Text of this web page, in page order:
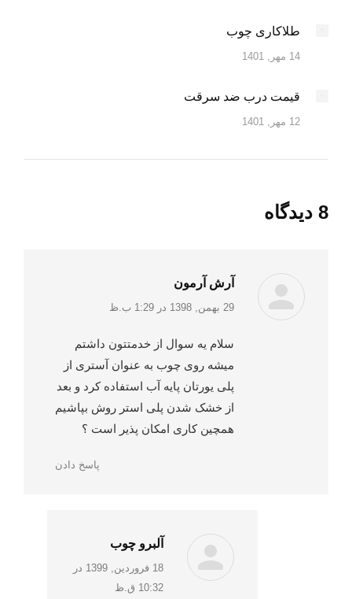
طلاکاری چوب
14 مهر, 1401
قیمت درب ضد سرقت
12 مهر, 1401
8 دیدگاه
آرش آرمون
:29 بهمن, 1398 در 1:29 ب.ظ
سلام یه سوال از خدمتتون داشتم
میشه روی چوب به عنوان آستری از
پلی یورتان پایه آب استفاده کرد و بعد
از خشک شدن پلی استر روش بپاشیم
همچین کاری امکان پذیر است ؟
پاسخ دادن
آلبرو چوب
:
18 فروردین, 1399 در
10:32 ق.ظ